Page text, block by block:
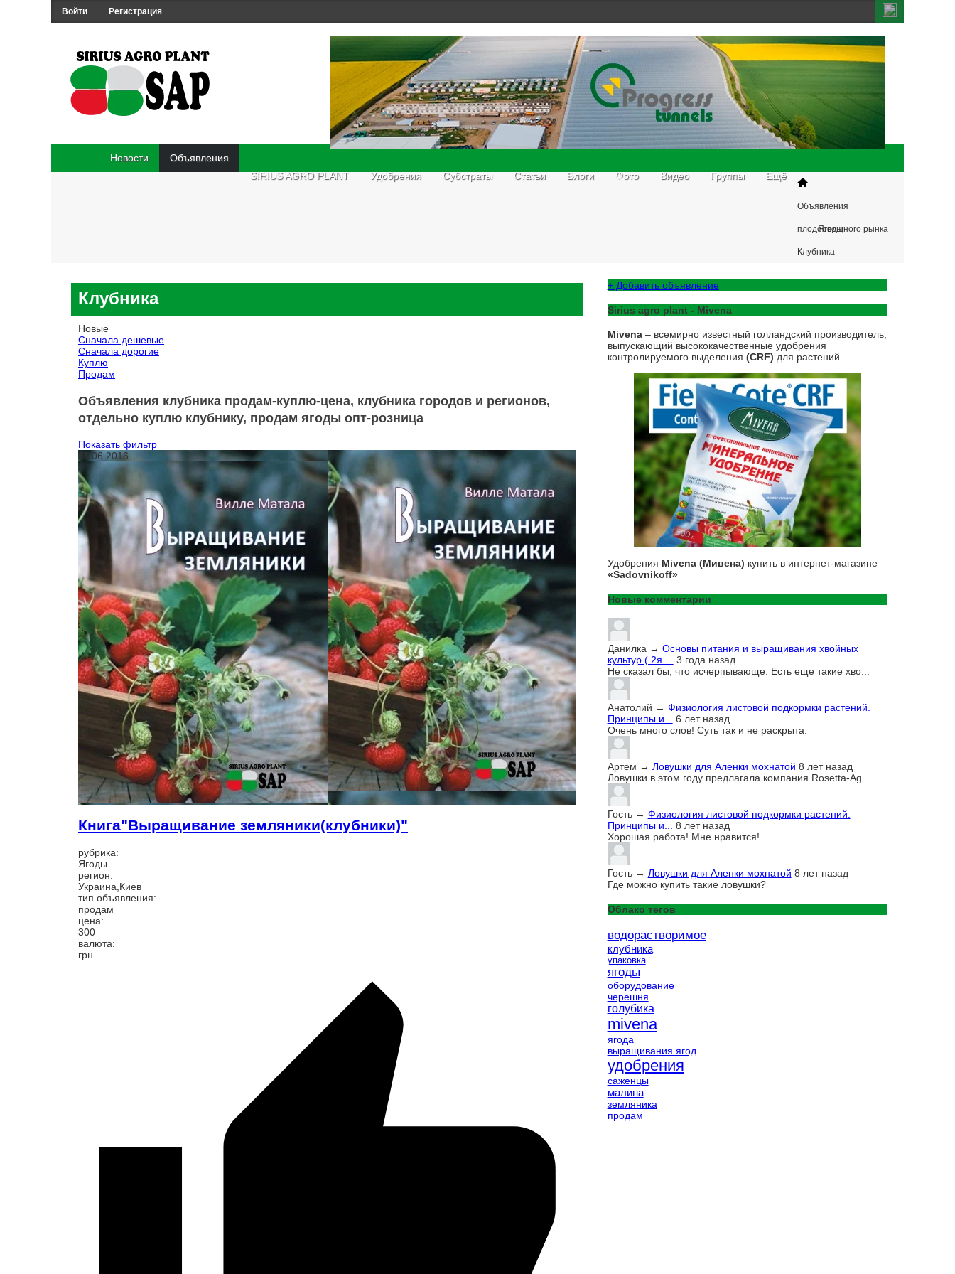
Войти Регистрация
Новости
Объявления
SIRIUS AGRO PLANT
Удобрения Субстраты Статьи Блоги Фото Видео Группы Ещё
Объявления
плодоовощного рынка
Ягоды
Клубника
Клубника
Новые
Сначала дешевые
Сначала дорогие
Куплю
Продам
Объявления клубника продам-куплю-цена, клубника городов и регионов,
отдельно куплю клубнику, продам ягоды опт-розница
Показать фильтр
11.06.2016
Книга"Выращивание земляники(клубники)"
рубрика:
Ягоды
регион:
Украина,Киев
тип объявления:
продам
цена:
300
валюта:
грн
+ Добавить объявление
Sirius agro plant - Mivena
Mivena – всемирно известный голландский производитель,
выпускающий высококачественные удобрения
контролируемого выделения (CRF) для растений.
Удобрения Mivena (Мивена) купить в интернет-магазине
«Sadovnikoff»
Новые комментарии
Данилка→ Основы питания и выращивания хвойных
культур ( 2я ... 3 года назад
Не сказал бы, что исчерпывающе. Есть еще такие хво...
Анатолий → Физиология листовой подкормки растений.
Принципы и... 6 лет назад
Очень много слов! Суть так и не раскрыта.
Артем → Ловушки для Аленки мохнатой 8 лет назад
Ловушки в этом году предлагала компания Rosetta-Ag...
Гость→ Физиология листовой подкормки растений.
Принципы и... 8 лет назад
Хорошая работа! Мне нравится!
Гость→ Ловушки для Аленки мохнатой 8 лет назад
Где можно купить такие ловушки?
Облако тегов
водорастворимое
клубника
упаковка
ягоды
оборудование
черешня
голубика
mivena
ягода
выращивания ягод
удобрения
саженцы
малина
земляника
продам